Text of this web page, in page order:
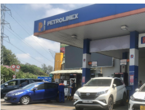
Đọc Thanh Niên trên điện thoại
Theo dõi báo trên